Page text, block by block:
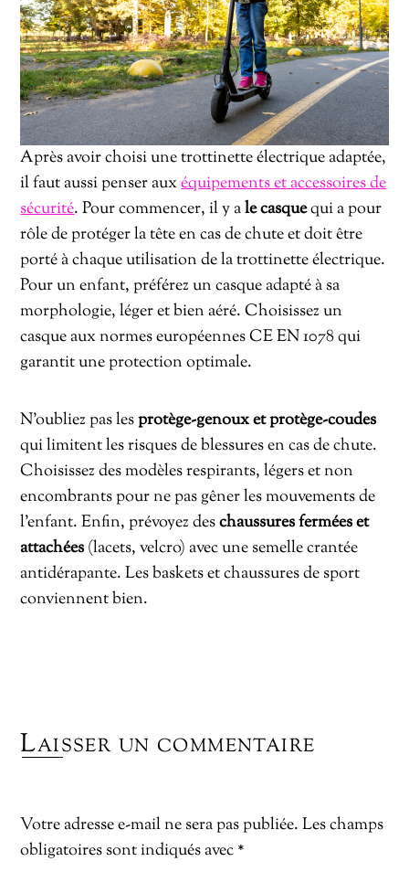
Après avoir choisi une trottinette électrique adaptée,
il faut aussi penser auxéquipements et accessoires de
sécurité. Pour commencer, il y alecasquequi a pour
rôle de protéger la tête en cas de chute et doit être
porté à chaque utilisation de la trottinette électrique.
Pour un enfant, préférez un casque adapté à sa
morphologie, léger et bien aéré. Choisissez un
casque aux normes européennes CE EN 1078 qui
garantit une protection optimale.
N’oubliez pas lesprotège-genoux et protège-coudes
qui limitent les risques de blessures en cas de chute.
Choisissez des modèles respirants, légers et non
encombrants pour ne pas gêner les mouvements de
l’enfant. Enfin, prévoyez deschaussures fermées et
attachées (lacets, velcro) avec une semelle crantée
antidérapante. Les baskets et chaussures de sport
conviennent bien.
Laisser un commentaire
Votre adresse e-mail ne sera pas publiée. Les champs
obligatoires sont indiqués avec *